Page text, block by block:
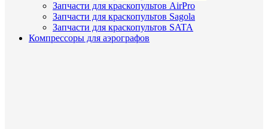
Запчасти для краскопультов AirPro
Запчасти для краскопультов Sagola
Запчасти для краскопультов SATA
Компрессоры для аэрографов